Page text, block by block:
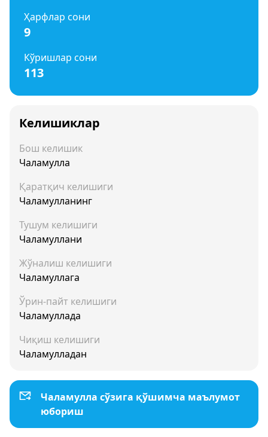
Ҳарфлар сони
9
Кўришлар сони
113
Келишиклар
Бош келишик
Чаламулла
Қаратқич келишиги
Чаламулланинг
Тушум келишиги
Чаламуллани
Жўналиш келишиги
Чаламуллага
Ўрин-пайт келишиги
Чаламуллада
Чиқиш келишиги
Чаламулладан
Чаламулла сўзига қўшимча маълумот
юбориш